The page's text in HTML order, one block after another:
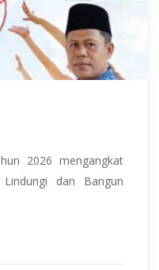
2026 mengangkat
dan Bangun